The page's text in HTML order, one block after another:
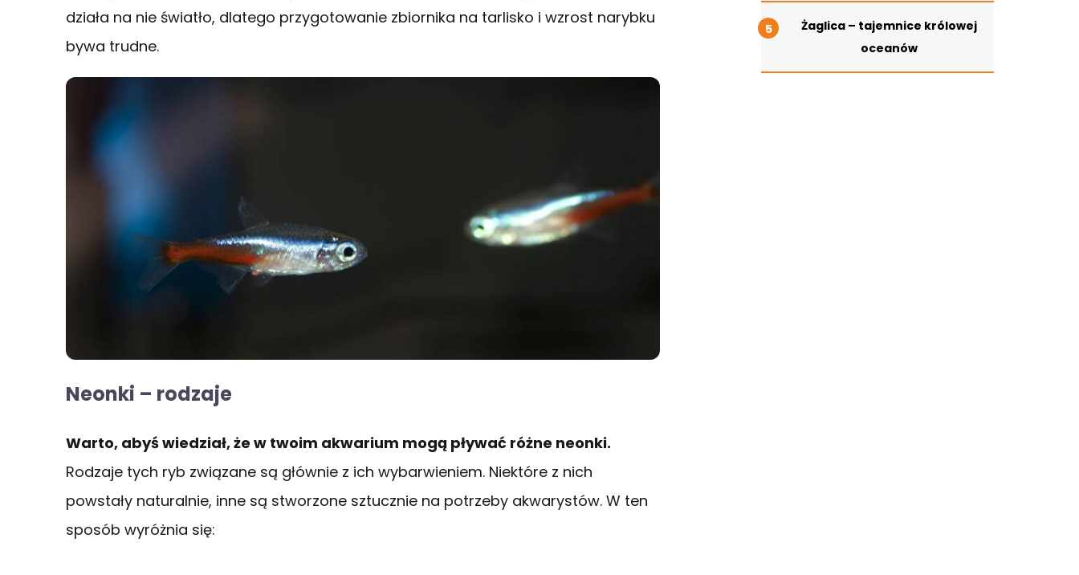
działa na nie światło, dlatego przygotowanie zbiornika na tarlisko i wzrost narybku
bywa trudne.
Neonki – rodzaje
Warto, abyś wiedział, że w twoim akwarium mogą pływać różne neonki.
Rodzaje tych ryb związane są głównie z ich wybarwieniem. Niektóre z nich
powstały naturalnie, inne są stworzone sztucznie na potrzeby akwarystów. W ten
sposób wyróżnia się:
Żaglica – tajemnice królowej
oceanów